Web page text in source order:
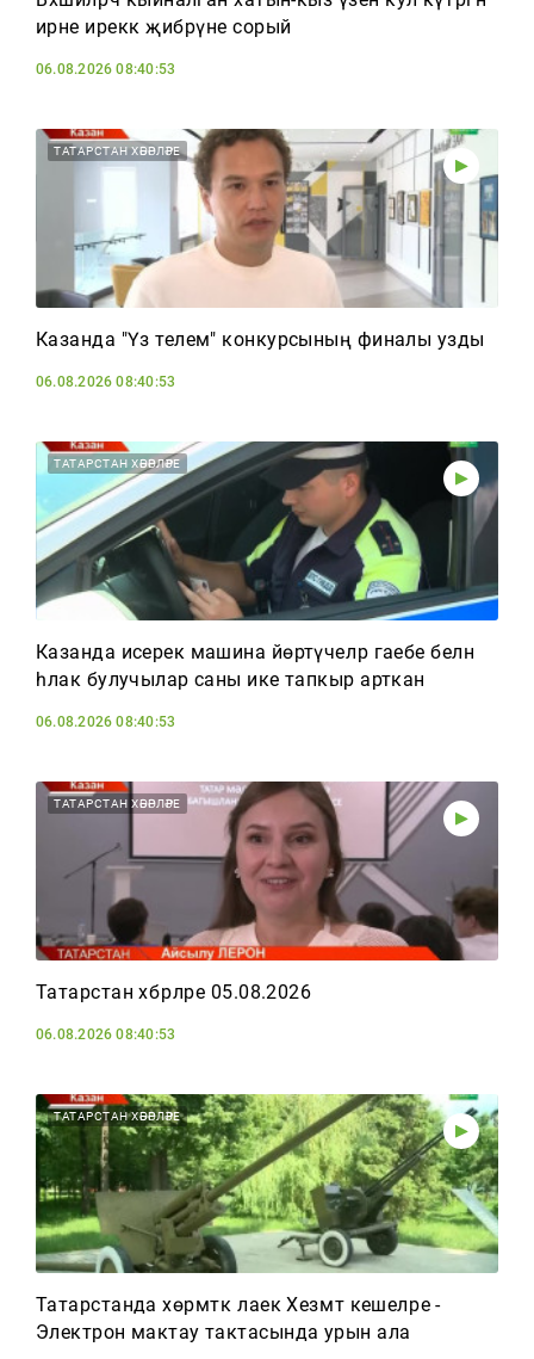
ирне иреккә җибәрүне сорый
06.08.2026 08:40:53
ТАТАРСТАН ХӘБӘРЛӘРЕ
Казанда "Үз телем" конкурсының финалы узды
06.08.2026 08:40:53
ТАТАРСТАН ХӘБӘРЛӘРЕ
Казанда исерек машина йөртүчеләр гаебе белән
һәлак булучылар саны ике тапкыр арткан
06.08.2026 08:40:53
ТАТАРСТАН ХӘБӘРЛӘРЕ
Татарстан хәбәрләре 05.08.2026
06.08.2026 08:40:53
ТАТАРСТАН ХӘБӘРЛӘРЕ
Татарстанда хөрмәткә лаек Хезмәт кешеләре -
Электрон мактау тактасында урын ала